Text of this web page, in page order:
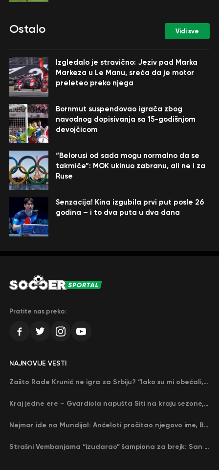
Ostalo Vidi sve
Izgledalo je stravično: Jeziv pad Marka
Markeza u Le Manu, sreća da je motor
preleteo preko njega
Bornmut suspendovao igrača zbog
navodnog dopisivanja sa 15-godišnjom
devojčicom
“Belorusi od sada mogu normalno da se
takmiče”: MOK ukinuo zabranu, ali ne i za
Ruse
Senzacija! Kina izgubila prvi put posle 26
godina – i to dva puta u dva dana
Pratite nas preko:
NAJNOVIJE VESTI
Zašto Rade Krunić ne igra za Srbiju? “Iako su mi obećali, niko me nije zvao…”
Kraj jedne ere – Gvardiola napušta Siti na kraju sezone, menja ga njegov nekadašnji rival
Nejmar ide na Mundijal: Anćeloti pročitao njegovo ime, Brazil u delirijumu (VIDEO)
Strašni Vembanjama “izudarao” šampiona za brejk: San Antonio poveo protiv Oklahome